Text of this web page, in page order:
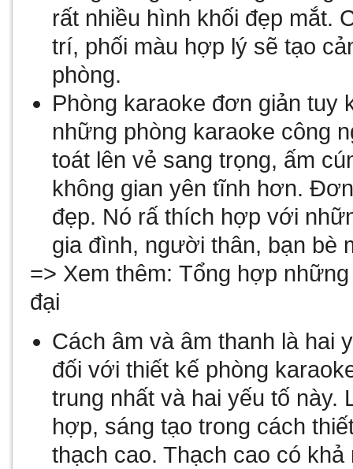
rất nhiều hình khối đẹp mắt.
trí, phối màu hợp lý sẽ tạo
phòng.
Phòng karaoke đơn giản tuy
những phòng karaoke công
toát lên vẻ sang trọng, ấm
không gian yên tĩnh hơn.
đẹp. Nó rấ thích hợp với
gia đình, người thân, bạn bè
=> Xem thêm:Tổng hợp
đại
Cách âm và âm thanh là hai
đối vớithiết kế phòng
trung nhất và hai yếu tố này.
hợp, sáng tạo trong cách
thạch cao. Thạch cao có